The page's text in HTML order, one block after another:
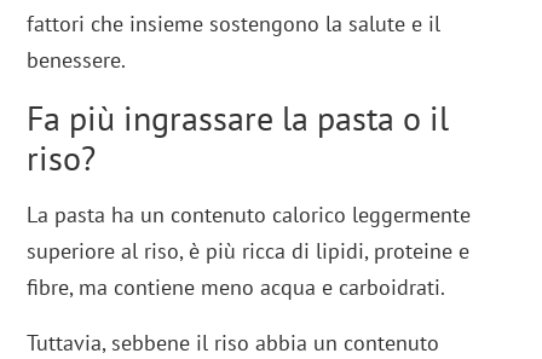
fattori che insieme sostengono la salute e il
benessere.
Fa più ingrassare la pasta o il
riso?
La pasta ha un contenuto calorico leggermente
superiore al riso, è più ricca di lipidi, proteine e
fibre, ma contiene meno acqua e carboidrati.
Tuttavia, sebbene il riso abbia un contenuto